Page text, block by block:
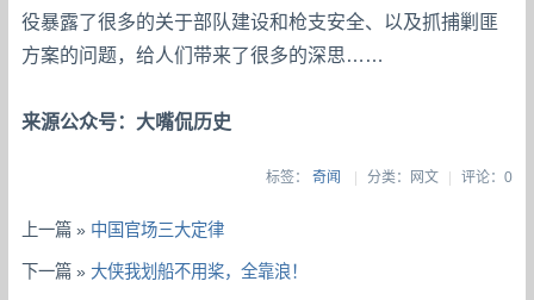
役暴露了很多的关于部队建设和枪支安全、以及抓捕剿匪
方案的问题，给人们带来了很多的深思……
来源公众号：大嘴侃历史
标签： 奇闻 | 分类：网文| 评论：0
上一篇 » 中国官场三大定律
下一篇 » 大侠我划船不用桨，全靠浪！